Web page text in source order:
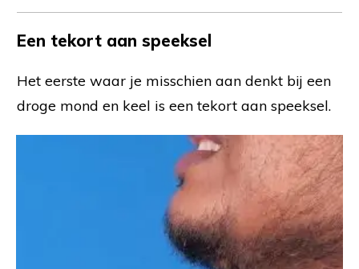
Een tekort aan speeksel
Het eerste waar je misschien aan denkt bij een
droge mond en keel is een tekort aan speeksel.